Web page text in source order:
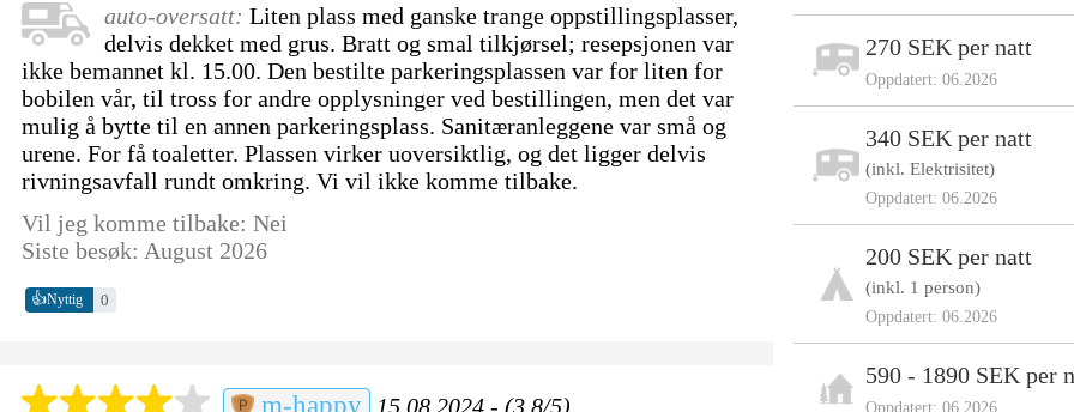
auto-oversatt:Liten plass med ganske trange oppstillingsplasser,
delvis dekket med grus. Bratt og smal tilkjørsel; resepsjonen var
ikke bemannet kl. 15.00. Den bestilte parkeringsplassen var for liten for
bobilen vår, til tross for andre opplysninger ved bestillingen, men det var
mulig å bytte til en annen parkeringsplass. Sanitæranleggene var små og
urene. For få toaletter. Plassen virker uoversiktlig, og det ligger delvis
rivningsavfall rundt omkring. Vi vil ikke komme tilbake.
Vil jeg komme tilbake: Nei
Siste besøk: August 2026
👍Nyttig 0
m-happy
15.08.2024 - (3.8/5)
270 SEK per natt
Oppdatert: 06.2026
340 SEK per natt
(inkl. Elektrisitet)
Oppdatert: 06.2026
200 SEK per natt
(inkl. 1 person)
Oppdatert: 06.2026
590 - 1890 SEK per
Oppdatert: 06.2026